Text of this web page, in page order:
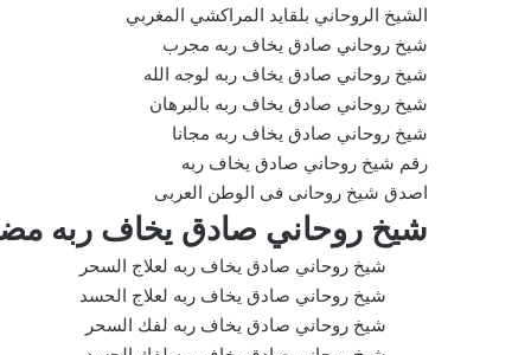
الشيخ الروحاني بلقايد المراكشي المغربي
شيخ روحاني صادق يخاف ربه مجرب
شيخ روحاني صادق يخاف ربه لوجه الله
شيخ روحاني صادق يخاف ربه بالبرهان
شيخ روحاني صادق يخاف ربه مجانا
رقم شيخ روحاني صادق يخاف ربه
اصدق شيخ روحانى فى الوطن العربى
شيخ روحاني صادق يخاف ربه
شيخ روحاني صادق يخاف ربه لعلاج السحر
شيخ روحاني صادق يخاف ربه لعلاج الحسد
شيخ روحاني صادق يخاف ربه لفك السحر